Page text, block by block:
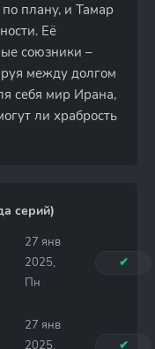
плану, и Тамар
Её
союзники –
между долгом
себя мир Ирана,
ли храбрость
серий)
27 янв
2025,
Пн
✔
27 янв
2025,
✔